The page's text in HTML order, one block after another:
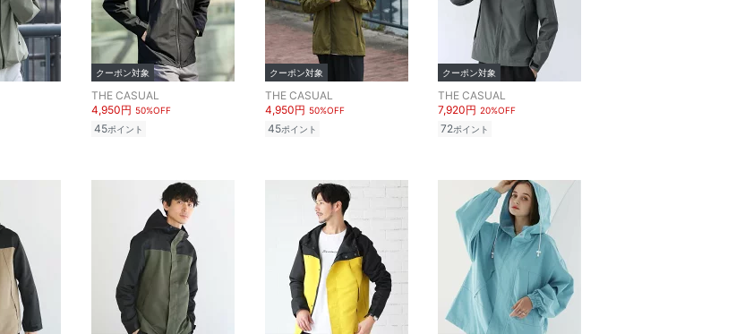
クーポン対象
THE CASUAL
4,950円 50%OFF
45ポイント
クーポン対象
THE CASUAL
4,950円 50%OFF
45ポイント
クーポン対象
THE CASUAL
7,920円 20%OFF
72ポイント